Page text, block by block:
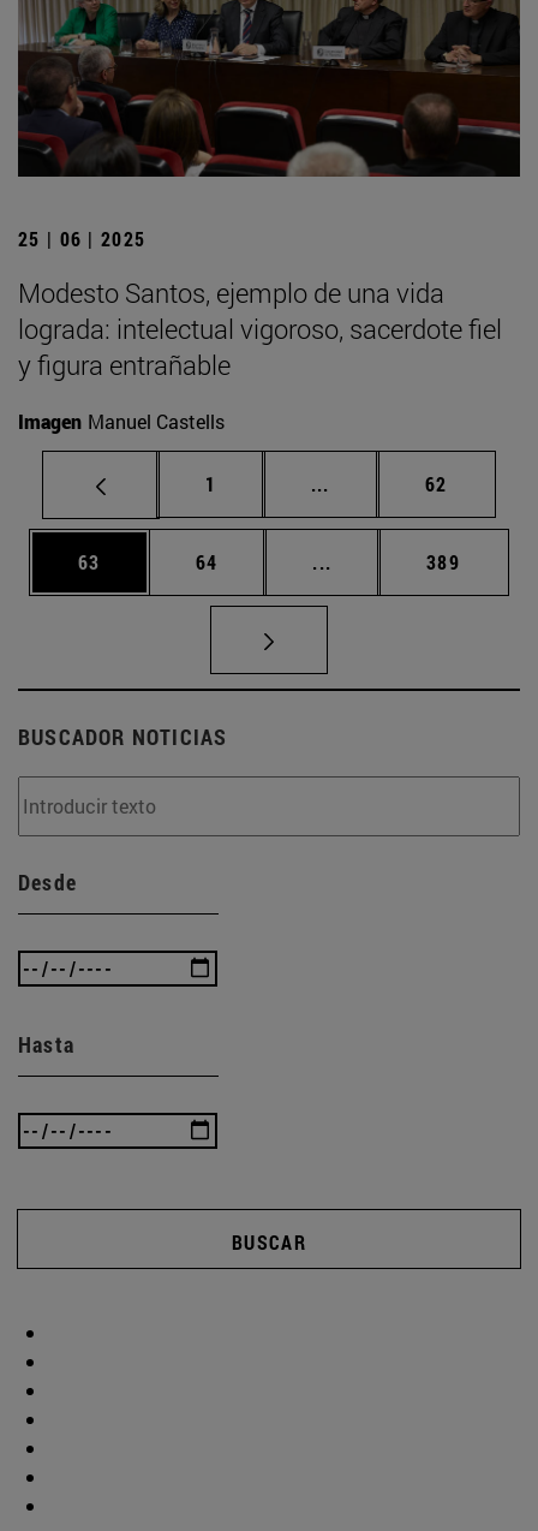
25 | 06 | 2025
Modesto Santos, ejemplo de una vida
lograda: intelectual vigoroso, sacerdote fiel
y figura entrañable
Imagen Manuel Castells
Página
1 ... Páginas intermedias
Página
62
Página
63 Página
64 ... Páginas intermedias
Página
389
BUSCADOR NOTICIAS
Desde
Hasta
BUSCAR